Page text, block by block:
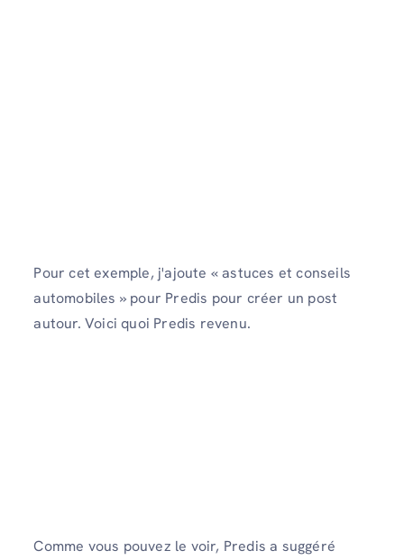
Pour cet exemple, j'ajoute « astuces et conseils
automobiles » pour Predis pour créer un post
autour. Voici quoi Predis revenu.
Comme vous pouvez le voir, Predis a suggéré